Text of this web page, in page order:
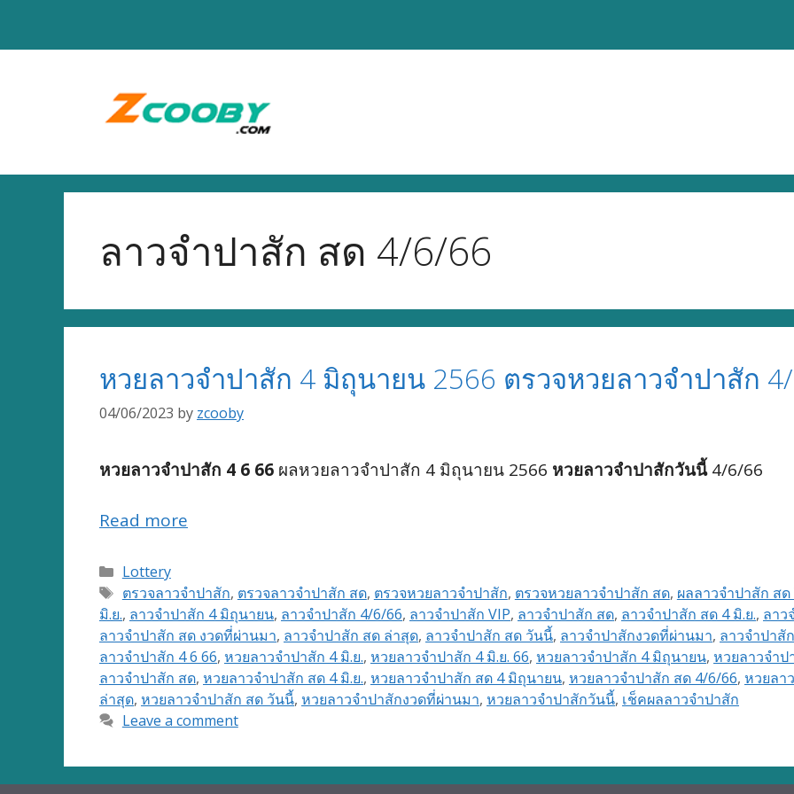
ลาวจำปาสัก สด 4/6/66
หวยลาวจำปาสัก 4 มิถุนายน 2566 ตรวจหวยลาวจำปาสัก
04/06/2023 by zcooby
หวยลาวจำปาสัก 4 6 66 ผลหวยลาวจำปาสัก 4 มิถุนายน 2566 หวยลาวจำปาสักวันนี้4/6/66
Read more
Categories
Lottery
Tags
ตรวจลาวจำปาสัก, ตรวจลาวจำปาสัก สด, ตรวจหวยลาวจำปาสัก, ตรวจหวยลาวจำปาสัก สด, ผลลาวจำปาสัก สด
มิ.ย., ลาวจำปาสัก 4 มิถุนายน, ลาวจำปาสัก 4/6/66, ลาวจำปาสัก VIP, ลาวจำปาสัก สด, ลาวจำปาสัก สด 4 มิ.ย., ลาว
ลาวจำปาสัก สด งวดที่ผ่านมา, ลาวจำปาสัก สด ล่าสุด, ลาวจำปาสัก สด วันนี้, ลาวจำปาสักงวดที่ผ่านมา, ลาวจำปาสั
ลาวจำปาสัก 4 6 66, หวยลาวจำปาสัก 4 มิ.ย., หวยลาวจำปาสัก 4 มิ.ย. 66, หวยลาวจำปาสัก 4 มิถุนายน, หวยลาวจำป
ลาวจำปาสัก สด, หวยลาวจำปาสัก สด 4 มิ.ย., หวยลาวจำปาสัก สด 4 มิถุนายน, หวยลาวจำปาสัก สด 4/6/66, หวยลา
ล่าสุด, หวยลาวจำปาสัก สด วันนี้, หวยลาวจำปาสักงวดที่ผ่านมา, หวยลาวจำปาสักวันนี้, เช็คผลลาวจำปาสัก
Leave a comment